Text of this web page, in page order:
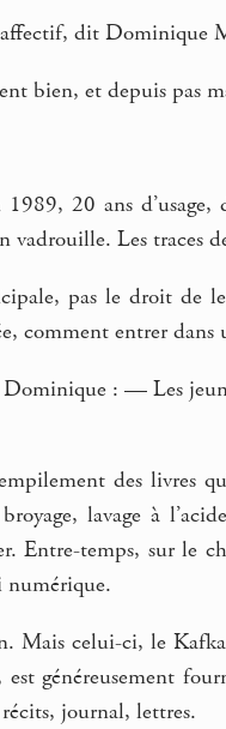
dit Dominique
bien, et depuis pas
20 ans
vadrouille. Les traces
pas le droit de
entrer dans
Dominique : — Les
des livres
lavage à
Entre-temps, sur le
numérique.
Mais celui-ci, le
est généreusement
journal, lettres.